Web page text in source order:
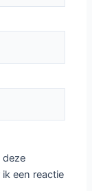
deze
een reactie